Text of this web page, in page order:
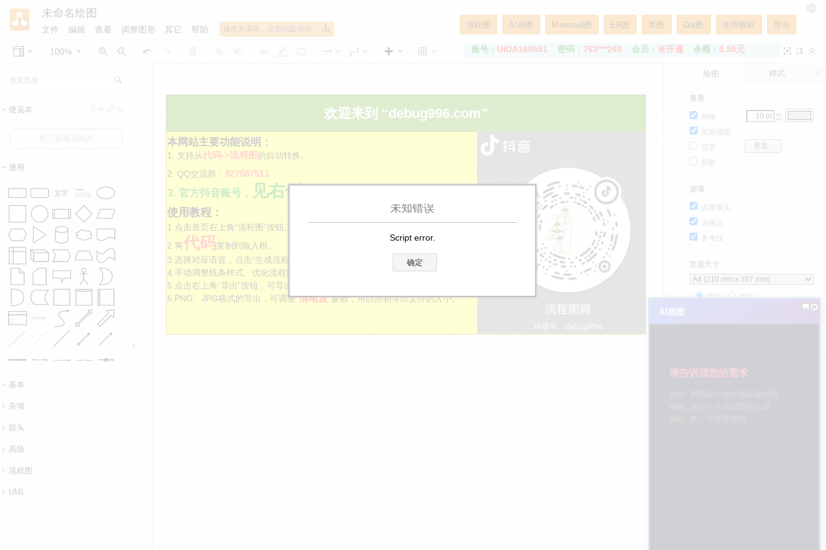
文件 编辑 查看 调整图形 其它 帮助 修改未保存。点击此处保存。 导出
使用教程
Dot图
类图
ER图
Mermaid图
AI画图
流程图
未命名绘图
便笺本
通用
文字 Heading
do eiusmod tempor incididunt ut
labore et dolore magna aliqua.
Vertical Container
Item 1
List Item
基本
杂项
箭头
高级
流程图
UML
绘图 样式
查看
网格
页面视图
背景
更改...
阴影
选项
连接箭头
连接点
参考线
页面尺寸
竖向 横向
编辑数据
欢迎来到 “debug996.com”
本网站主要功能说明：
1. 支持从代码->流程图 的自动转换。
2. QQ交流群： 927687511
3. 官方抖音账号， 见右侧
使用教程：
1.点击首页右上角“流程图”按钮。
2.将代码复制到 输入框
3.选择对应语言，点击“生成流程图”按钮。
4.手动调整线条样式、优化流程图布局（参考教程示例）。
5.点击右上角“导出”按钮，可导出各种样式的结果。
6.PNG、JPG格式的导出，可调整“清晰度”参数，用以控制导出文件的大小。
100% 账号： UIDA168651 密码： 763***260 会员： 未开通 余额： 0.50元
未知错误
Script error.
确定
AI画图
请告诉我您的需求